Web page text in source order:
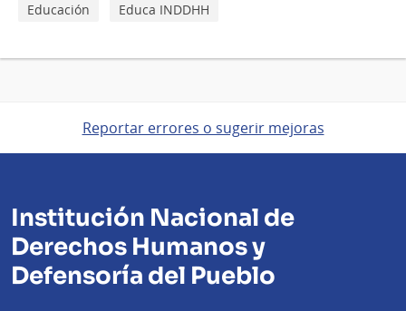
Educación Educa INDDHH
Reportar errores o sugerir mejoras
Institución Nacional de
Derechos Humanos y
Defensoría del Pueblo